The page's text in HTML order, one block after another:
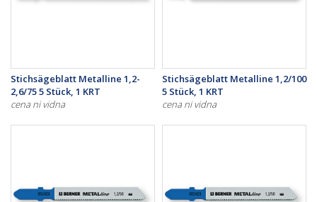
Stichsägeblatt Metalline 1,2-
2,6/75 5 Stück, 1 KRT
cena ni vidna
Stichsägeblatt Metalline 1,2/100
5 Stück, 1 KRT
cena ni vidna